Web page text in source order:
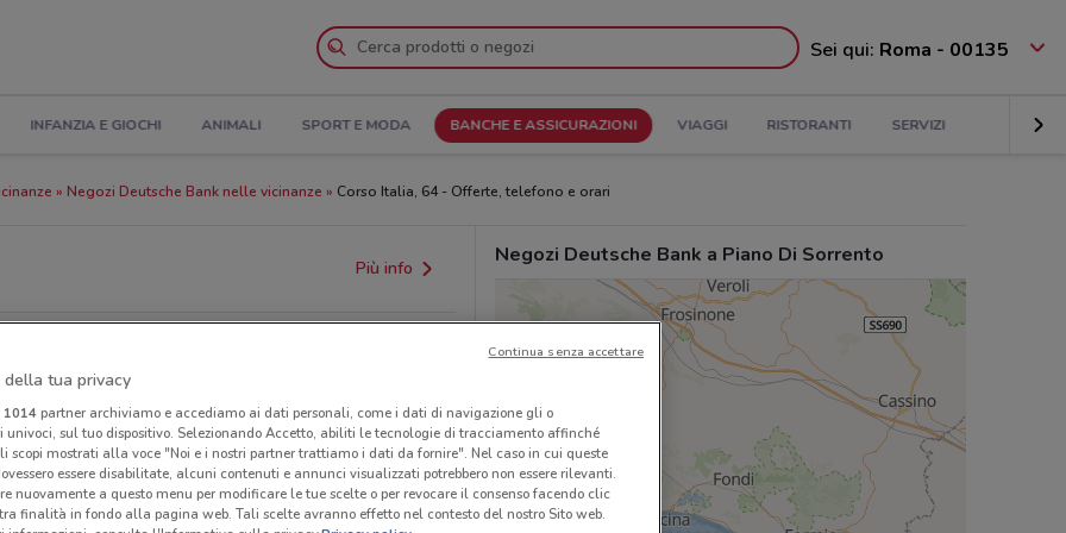
Sei qui: Roma - 00135
INFANZIA E GIOCHI ANIMALI SPORT E MODA BANCHE E ASSICURAZIONI VIAGGI RISTORANTI SERVIZI
Negozi Deutsche Bank nelle vicinanze Corso Italia, 64 - Offerte, telefono e orari
Più info
regionali o nazionali. Verifica l’accuratezza
Negozi Deutsche Bank a Piano Di Sorrento
della tua privacy
1014partner archiviamo e accediamo ai dati personali, come i dati di navigazione gli o
sul tuo dispositivo. Selezionando Accetto, abiliti le tecnologie di tracciamento affinché
scopi mostrati alla voce "Noi e i nostri partner trattiamo i dati da fornire". Nel caso in cui queste
essere disabilitate, alcuni contenuti e annunci visualizzati potrebbero non essere rilevanti.
nuovamente a questo menu per modificare le tue scelte o per revocare il consenso facendo clic
finalità in fondo alla pagina web. Tali scelte avranno effetto nel contesto del nostro Sito web.
Continua senza accettare